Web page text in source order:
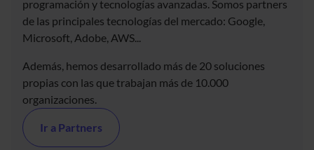
programación y tecnologías avanzadas. Somos partners
de las principales tecnologías del mercado: Google,
Microsoft, Adobe, AWS...
Además, hemos desarrollado más de 20 soluciones
propias con las que trabajan más de 10.000
organizaciones.
Ir a Partners